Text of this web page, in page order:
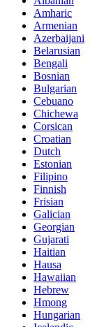
Amharic
Armenian
Azerbaijani
Belarusian
Bengali
Bosnian
Bulgarian
Cebuano
Chichewa
Corsican
Croatian
Dutch
Estonian
Filipino
Finnish
Frisian
Galician
Georgian
Gujarati
Haitian
Hausa
Hawaiian
Hebrew
Hmong
Hungarian